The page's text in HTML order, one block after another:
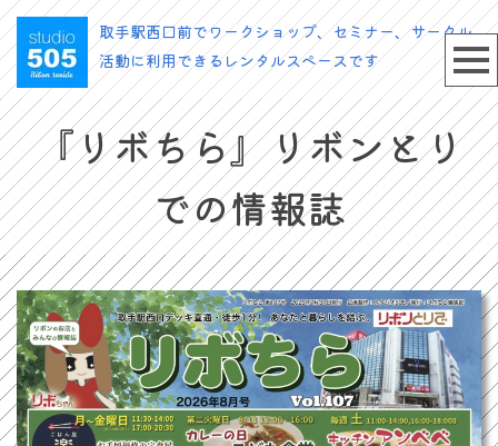
取手駅西口前でワークショップ、セミナー、サークル
活動に利用できるレンタルスペースです
『リボちら』リボンとり
での情報誌